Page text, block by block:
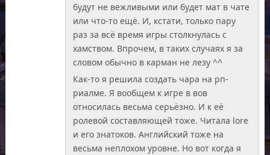
будут не вежливыми или будет мат в чате
или что-то ещё. И, кстати, только пару
раз за всё время игры столкнулась с
хамством. Впрочем, в таких случаях я за
словом обычно в карман не лезу ^^
Как-то я решила создать чара на рп-
риалме. Я вообщем к игре в вов
относилась весьма серьёзно. И к её
ролевой составляющей тоже. Читала lore
и его знатоков. Английский тоже на
весьма неплохом уровне. Но вот когда я